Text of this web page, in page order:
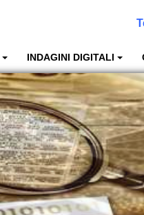
INDAGINI DIGITALI